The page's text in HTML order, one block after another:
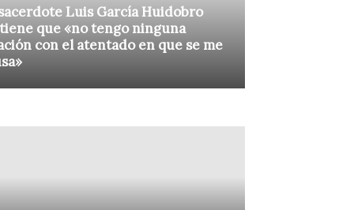
Luis García Huidobro
que «no tengo ninguna
con el atentado en que se me